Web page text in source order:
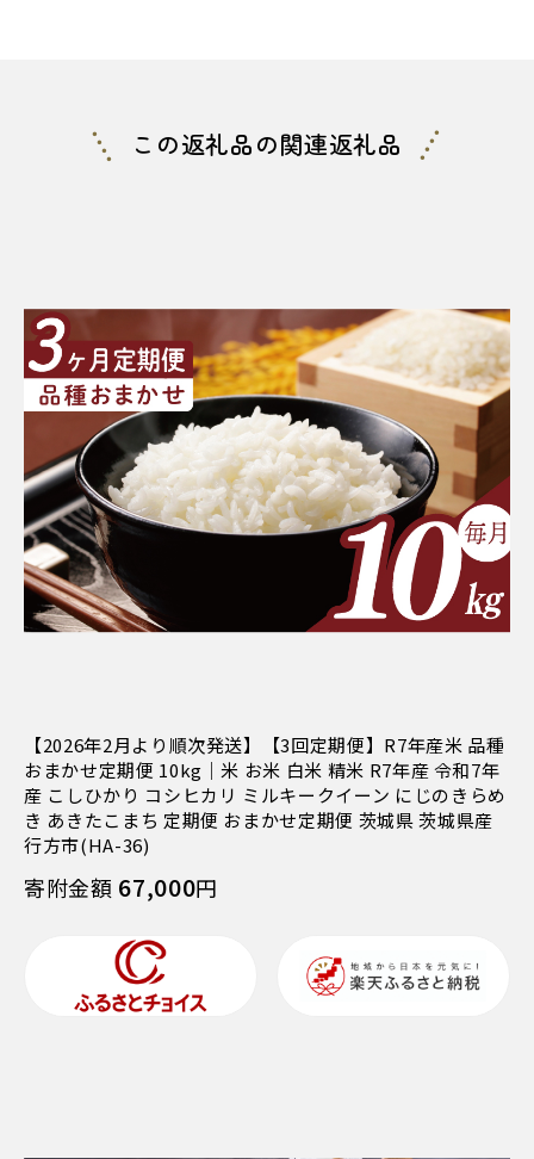
この返礼品の関連返礼品
【2026年2月より順次発送】【3回定期便】R7年産米 品種
おまかせ定期便 10kg｜米 お米 白米 精米 R7年産 令和7年
産 こしひかり コシヒカリ ミルキークイーン にじのきらめ
き あきたこまち 定期便 おまかせ定期便 茨城県 茨城県産
行方市(HA-36)
寄附金額 67,000円